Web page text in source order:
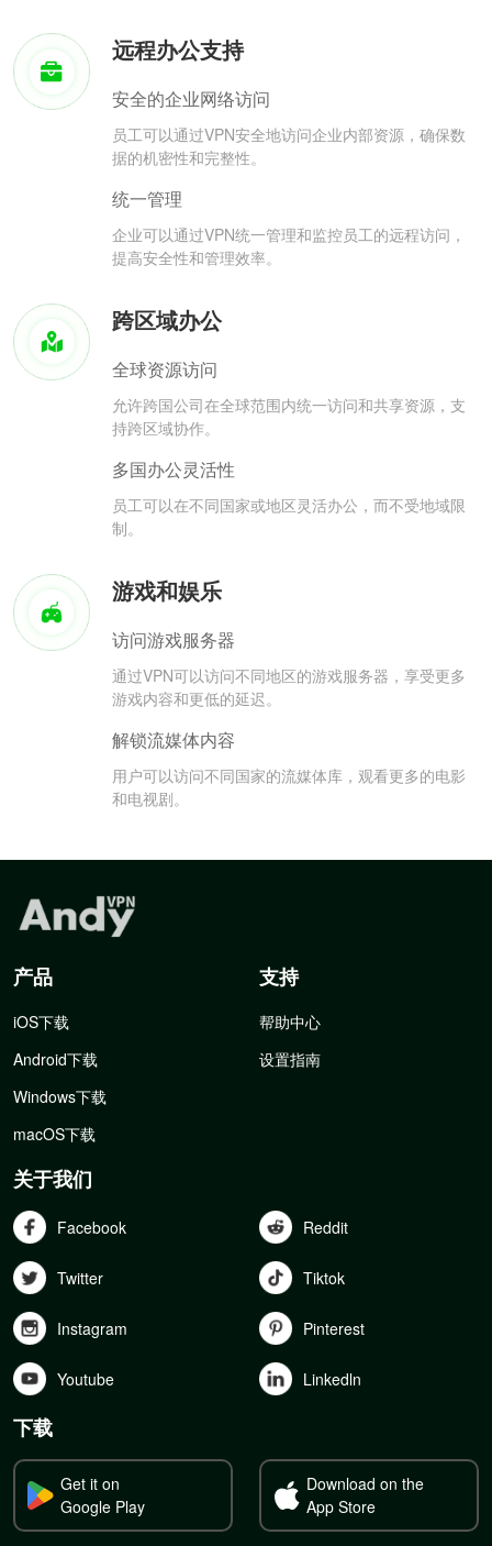
远程办公支持
安全的企业网络访问
员工可以通过VPN安全地访问企业内部资源，确保数
据的机密性和完整性。
统一管理
企业可以通过VPN统一管理和监控员工的远程访问，
提高安全性和管理效率。
跨区域办公
全球资源访问
允许跨国公司在全球范围内统一访问和共享资源，支
持跨区域协作。
多国办公灵活性
员工可以在不同国家或地区灵活办公，而不受地域限
制。
游戏和娱乐
访问游戏服务器
通过VPN可以访问不同地区的游戏服务器，享受更多
游戏内容和更低的延迟。
解锁流媒体内容
用户可以访问不同国家的流媒体库，观看更多的电影
和电视剧。
产品
iOS下载
Android下载
Windows下载
macOS下载
支持
帮助中心
设置指南
关于我们
Facebook Reddit
Twitter Tiktok
Instagram Pinterest
Youtube Linkedln
下载
Get it on
Google Play
Download on the
App Store